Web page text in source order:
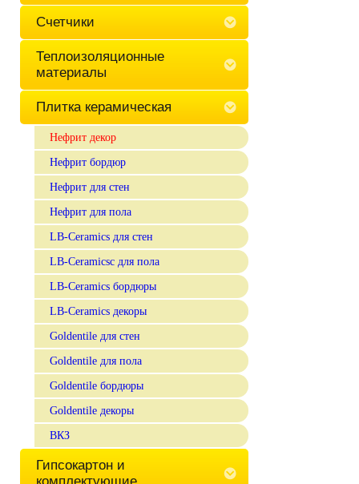
Счетчики
Теплоизоляционные
материалы
Плитка керамическая
Нефрит декор
Нефрит бордюр
Нефрит для стен
Нефрит для пола
LB-Ceramics для стен
LB-Ceramicsc для пола
LB-Ceramics бордюры
LB-Ceramics декоры
Goldentile для стен
Goldentile для пола
Goldentile бордюры
Goldentile декоры
ВКЗ
Гипсокартон и